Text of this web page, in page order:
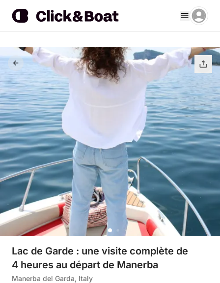
Lac de Garde : une visite complète de
4 heures au départ de Manerba
Manerba del Garda, Italy